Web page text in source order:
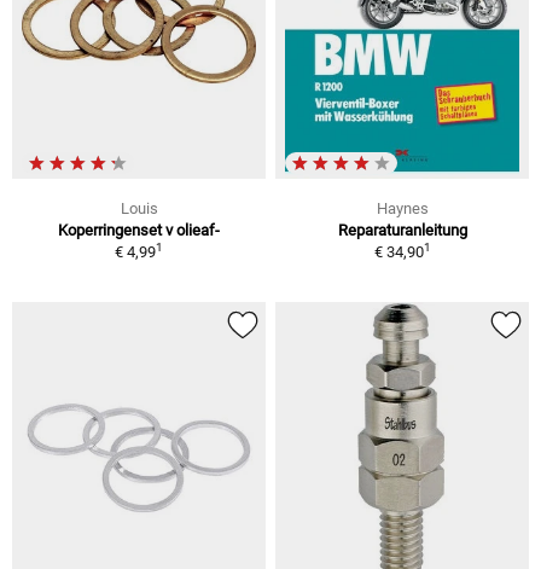
Louis
Koperringenset v olieaf-
€ 4,991
Haynes
Reparaturanleitung
€ 34,901